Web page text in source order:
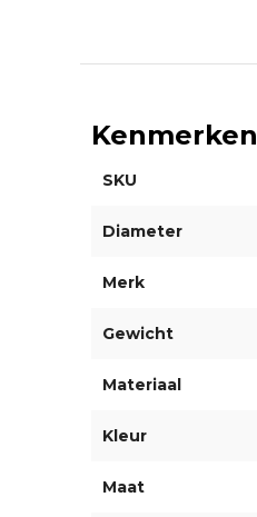
Kenmerken
SKU
Diameter
Merk
Gewicht
Materiaal
Kleur
Maat